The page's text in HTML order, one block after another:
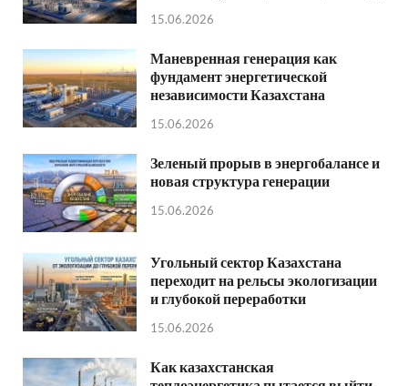
15.06.2026
Маневренная генерация как
фундамент энергетической
независимости Казахстана
15.06.2026
Зеленый прорыв в энергобалансе и
новая структура генерации
15.06.2026
Угольный сектор Казахстана
переходит на рельсы экологизации
и глубокой переработки
15.06.2026
Как казахстанская